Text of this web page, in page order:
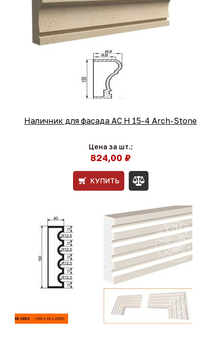
Наличник для фасада AC Н 15-4 Arch-Stone
Цена за шт.:
824,00 ₽
КУПИТЬ